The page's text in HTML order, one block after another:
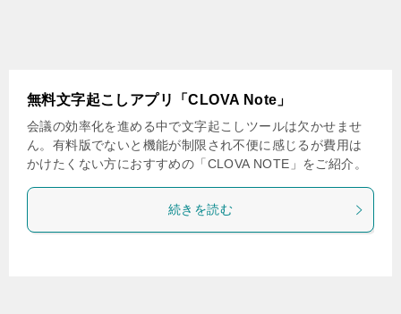
無料文字起こしアプリ「CLOVA Note」
会議の効率化を進める中で文字起こしツールは欠かせませ
ん。有料版でないと機能が制限され不便に感じるが費用は
かけたくない方におすすめの「CLOVA NOTE」をご紹介。
続きを読む